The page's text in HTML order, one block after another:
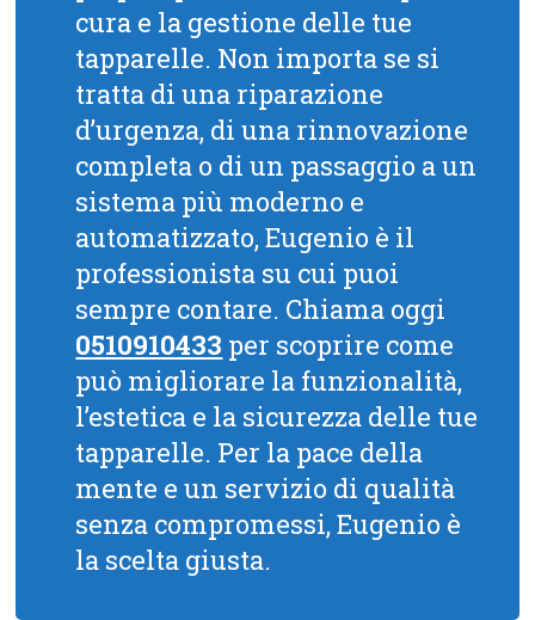
cura e la gestione delle tue
tapparelle. Non importa se si
tratta di una riparazione
d’urgenza, di una rinnovazione
completa o di un passaggio a un
sistema più moderno e
automatizzato, Eugenio è il
professionista su cui puoi
sempre contare. Chiama oggi
0510910433 per scoprire come
può migliorare la funzionalità,
l’estetica e la sicurezza delle tue
tapparelle. Per la pace della
mente e un servizio di qualità
senza compromessi, Eugenio è
la scelta giusta.